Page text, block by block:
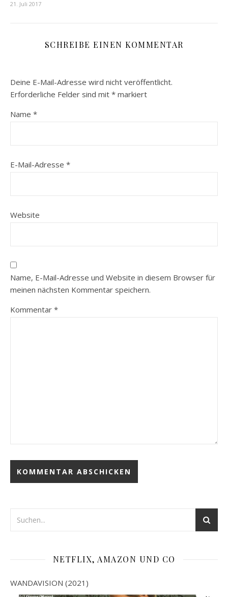
21. Juli 2017
SCHREIBE EINEN KOMMENTAR
Deine E-Mail-Adresse wird nicht veröffentlicht.
Erforderliche Felder sind mit * markiert
Name *
E-Mail-Adresse *
Website
Name, E-Mail-Adresse und Website in diesem Browser für
meinen nächsten Kommentar speichern.
Kommentar *
NETFLIX, AMAZON UND CO
WANDAVISION (2021)